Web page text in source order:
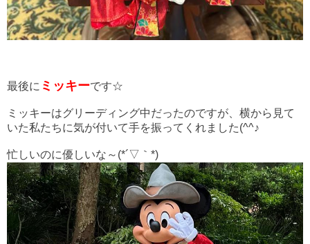
最後に ミッキーです☆
ミッキーはグリーディング中だったのですが、横から見て
いた私たちに気が付いて手を振ってくれました(^^♪
忙しいのに優しいな～(*´▽｀*)